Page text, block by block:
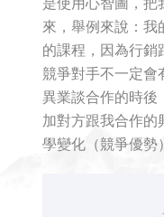
是使用心智圖，把
來，舉例來說：我
的課程，因為行銷
競爭對手不一定會
異業談合作的時後
加對方跟我合作的
學變化（競爭優勢